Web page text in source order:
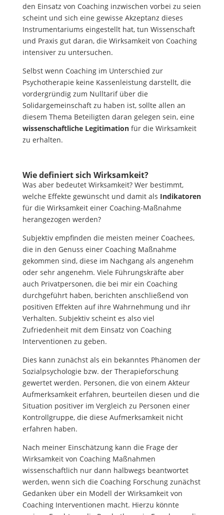
den Einsatz von Coaching inzwischen vorbei zu seien
scheint und sich eine gewisse Akzeptanz dieses
Instrumentariums eingestellt hat, tun Wissenschaft
und Praxis gut daran, die Wirksamkeit von Coaching
intensiver zu untersuchen.
Selbst wenn Coaching im Unterschied zur
Psychotherapie keine Kassenleistung darstellt, die
vordergründig zum Nulltarif über die
Solidargemeinschaft zu haben ist, sollte allen an
diesem Thema Beteiligten daran gelegen sein, eine
wissenschaftliche Legitimationfür die Wirksamkeit
zu erhalten.
Wie definiert sich Wirksamkeit?
Was aber bedeutet Wirksamkeit? Wer bestimmt,
welche Effekte gewünscht und damit als Indikatoren
für die Wirksamkeit einer Coaching-Maßnahme
herangezogen werden?
Subjektiv empfinden die meisten meiner Coachees,
die in den Genuss einer Coaching Maßnahme
gekommen sind, diese im Nachgang als angenehm
oder sehr angenehm. Viele Führungskräfte aber
auch Privatpersonen, die bei mir ein Coaching
durchgeführt haben, berichten anschließend von
positiven Effekten auf ihre Wahrnehmung und ihr
Verhalten. Subjektiv scheint es also viel
Zufriedenheit mit dem Einsatz von Coaching
Interventionen zu geben.
Dies kann zunächst als ein bekanntes Phänomen der
Sozialpsychologie bzw. der Therapieforschung
gewertet werden. Personen, die von einem Akteur
Aufmerksamkeit erfahren, beurteilen diesen und die
Situation positiver im Vergleich zu Personen einer
Kontrollgruppe, die diese Aufmerksamkeit nicht
erfahren haben.
Nach meiner Einschätzung kann die Frage der
Wirksamkeit von Coaching Maßnahmen
wissenschaftlich nur dann halbwegs beantwortet
werden, wenn sich die Coaching Forschung zunächst
Gedanken über ein Modell der Wirksamkeit von
Coaching Interventionen macht. Hierzu könnte